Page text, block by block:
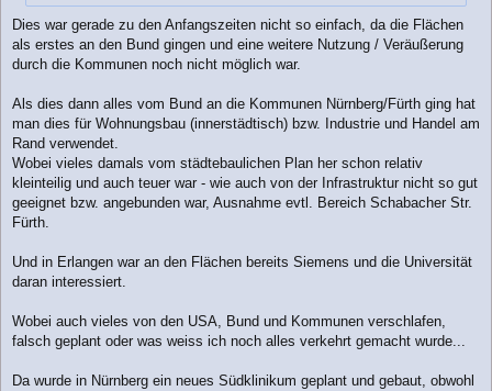
Dies war gerade zu den Anfangszeiten nicht so einfach, da die Flächen
als erstes an den Bund gingen und eine weitere Nutzung / Veräußerung
durch die Kommunen noch nicht möglich war.
Als dies dann alles vom Bund an die Kommunen Nürnberg/Fürth ging hat
man dies für Wohnungsbau (innerstädtisch) bzw. Industrie und Handel am
Rand verwendet.
Wobei vieles damals vom städtebaulichen Plan her schon relativ
kleinteilig und auch teuer war - wie auch von der Infrastruktur nicht so gut
geeignet bzw. angebunden war, Ausnahme evtl. Bereich Schabacher Str.
Fürth.
Und in Erlangen war an den Flächen bereits Siemens und die Universität
daran interessiert.
Wobei auch vieles von den USA, Bund und Kommunen verschlafen,
falsch geplant oder was weiss ich noch alles verkehrt gemacht wurde...
Da wurde in Nürnberg ein neues Südklinikum geplant und gebaut, obwohl